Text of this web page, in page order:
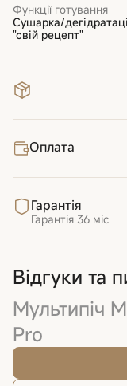
Функції готування
Сушарка/
"свій рецепт"
Оплата
Гарантія
Гарантія 36 міс
Відгуки та
Мультипіч
Pro